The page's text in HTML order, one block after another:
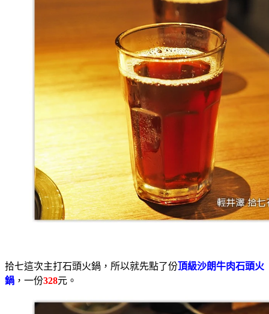
拾七這次主打石頭火鍋，所以就先點了份頂級沙朗牛肉石頭火
鍋 ，一份328元。